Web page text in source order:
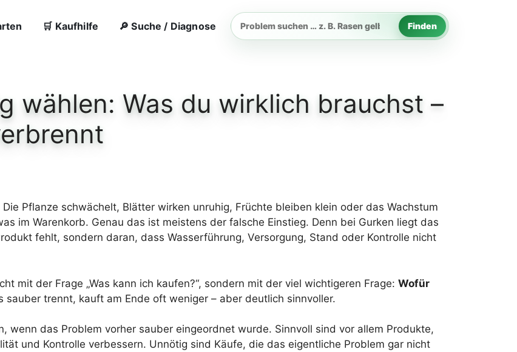
🛒 Kaufhilfe 🔎 Suche / Diagnose
Gartenproblem
Finden
wählen: Was du wirklich brauchst –
Pflanze schwächelt, Blätter wirken unruhig, Früchte bleiben klein oder das Wachstum
im Warenkorb. Genau das ist meistens der falsche Einstieg. Denn bei Gurken liegt das
fehlt, sondern daran, dass Wasserführung, Versorgung, Stand oder Kontrolle nicht
mit der Frage „Was kann ich kaufen?“, sondern mit der viel wichtigeren Frage: Wofür
sauber trennt, kauft am Ende oft weniger – aber deutlich sinnvoller.
wenn das Problem vorher sauber eingeordnet wurde. Sinnvoll sind vor allem Produkte,
und Kontrolle verbessern. Unnötig sind Käufe, die das eigentliche Problem gar nicht